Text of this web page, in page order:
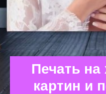
Печать на
картин и